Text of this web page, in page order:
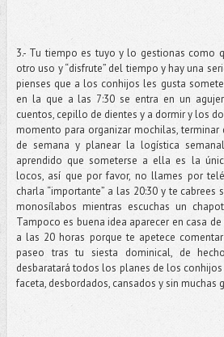
3.- Tu tiempo es tuyo y lo gestionas como
otro uso y “disfrute” del tiempo y hay una
pienses que a los conhijos les gusta
en la que a las 7:30 se entra en un
cuentos, cepillo de dientes y a dormir y los
momento para organizar mochilas, terminar
de semana y planear la logística
aprendido que someterse a ella es la
locos, así que por favor, no llames por
charla “importante” a las 20:30 y te
monosílabos mientras escuchas un
Tampoco es buena idea aparecer en casa
a las 20 horas porque te apetece
paseo tras tu siesta dominical, de
desbaratará todos los planes de los
faceta, desbordados, cansados y sin muchas